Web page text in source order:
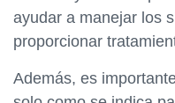
ayudar a manejar los
proporcionar
Además, es